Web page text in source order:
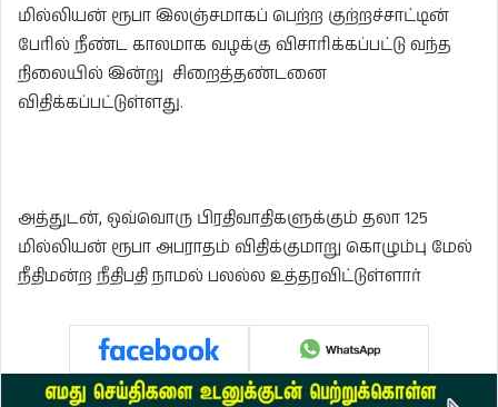
மில்லியன் ரூபா இலஞ்சமாகப் பெற்ற குற்றச்சாட்டின்
பேரில் நீண்ட காலமாக வழக்கு விசாரிக்கப்பட்டு வந்த
நிலையில் இன்று சிறைத்தண்டனை
விதிக்கப்பட்டுள்ளது.
அத்துடன், ஒவ்வொரு பிரதிவாதிகளுக்கும் தலா 125
மில்லியன் ரூபா அபராதம் விதிக்குமாறு கொழும்பு மேல்
நீதிமன்ற நீதிபதி நாமல் பலல்ல உத்தரவிட்டுள்ளார்